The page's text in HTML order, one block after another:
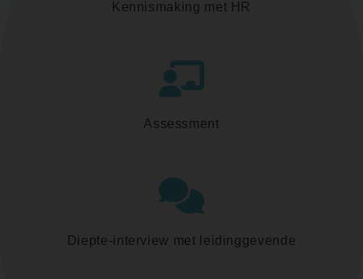
Kennismaking met HR
Assessment
Diepte-interview met leidinggevende